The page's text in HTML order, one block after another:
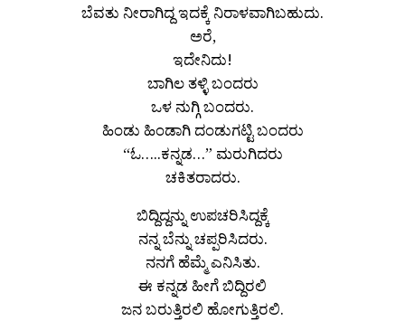
ಬೆವತು ನೀರಾಗಿದ್ದ ಇದಕ್ಕೆ ನಿರಾಳವಾಗಿಬಹುದು.
ಅರೆ,
ಇದೇನಿದು!
ಬಾಗಿಲ ತಳ್ಳಿ ಬಂದರು
ಒಳ ನುಗ್ಗಿ ಬಂದರು.
ಹಿಂಡು ಹಿಂಡಾಗಿ ದಂಡುಗಟ್ಟಿ ಬಂದರು
“ಓ…..ಕನ್ನಡ…” ಮರುಗಿದರು
ಚಕಿತರಾದರು.
ಬಿದ್ದಿದ್ದನ್ನು ಉಪಚರಿಸಿದ್ದಕ್ಕೆ
ನನ್ನ ಬೆನ್ನು ಚಪ್ಪರಿಸಿದರು.
ನನಗೆ ಹೆಮ್ಮೆ ಎನಿಸಿತು.
ಈ ಕನ್ನಡ ಹೀಗೆ ಬಿದ್ದಿರಲಿ
ಜನ ಬರುತ್ತಿರಲಿ ಹೋಗುತ್ತಿರಲಿ.